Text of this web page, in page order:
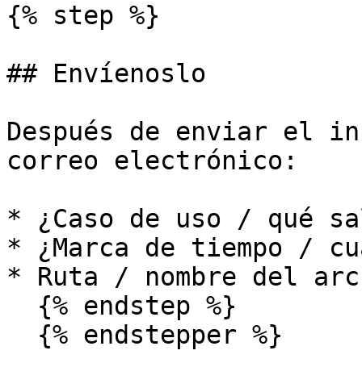
{% step %}
## Envíenoslo
Después de enviar el
correo electrónico:
* ¿Caso de uso / qué
* ¿Marca de tiempo /
* Ruta / nombre del